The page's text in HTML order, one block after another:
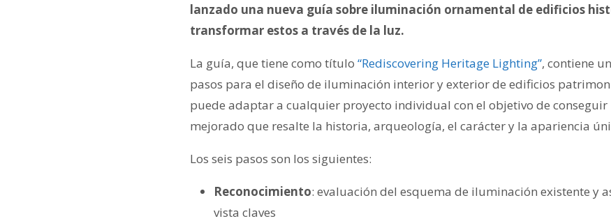
lanzado una nueva guía sobre iluminación ornamental de edificios
transformar estos a través de la luz.
La guía, que tiene como título “Rediscovering Heritage Lighting”, contiene
pasos para el diseño de iluminación interior y exterior de edificios
puede adaptar a cualquier proyecto individual con el objetivo de conseguir
mejorado que resalte la historia, arqueología, el carácter y la apariencia
Los seis pasos son los siguientes:
Reconocimiento: evaluación del esquema de iluminación existente y
vista claves